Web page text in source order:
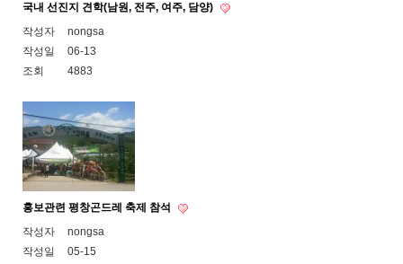
국내 선진지 견학(남원, 전주, 여주, 담양)
작성자
nongsa
작성일
06-13
조회
4883
홍보관련 평창곤드레 축제 참석
작성자
nongsa
작성일
05-15